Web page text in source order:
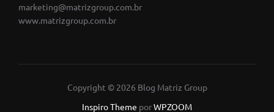
marketing@matrizgroup.com.br
www.matrizgroup.com.br
Copyright © 2026 Blog Matriz Group
Inspiro Theme porWPZOOM